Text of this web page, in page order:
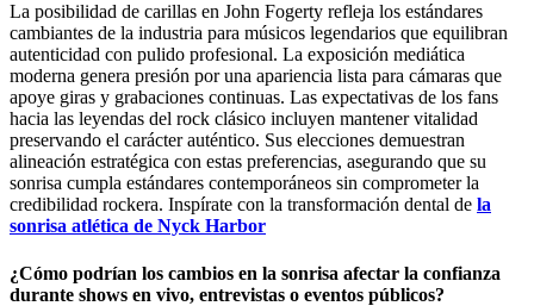
La posibilidad de carillas en John Fogerty refleja los estándares
cambiantes de la industria para músicos legendarios que equilibran
autenticidad con pulido profesional. La exposición mediática
moderna genera presión por una apariencia lista para cámaras que
apoye giras y grabaciones continuas. Las expectativas de los fans
hacia las leyendas del rock clásico incluyen mantener vitalidad
preservando el carácter auténtico. Sus elecciones demuestran
alineación estratégica con estas preferencias, asegurando que su
sonrisa cumpla estándares contemporáneos sin comprometer la
credibilidad rockera. Inspírate con la transformación dental de la
sonrisa atlética de Nyck Harbor
¿Cómo podrían los cambios en la sonrisa afectar la confianza
durante shows en vivo, entrevistas o eventos públicos?